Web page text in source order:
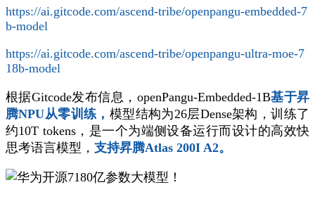
https://ai.gitcode.com/ascend-tribe/openpangu-embedded-7
b-model
https://ai.gitcode.com/ascend-tribe/openpangu-ultra-moe-7
18b-model
根据Gitcode发布信息，openPangu-Embedded-1B基于昇
腾NPU从零训练， 模型结构为26层Dense架构，训练了
约10T tokens，是一个为端侧设备运行而设计的高效快
思考语言模型， 支持昇腾Atlas 200I A2。